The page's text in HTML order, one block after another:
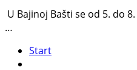
U Bajinoj Bašti se od 5. do
…
Start